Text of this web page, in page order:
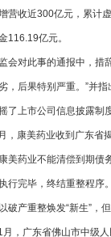
营收近300亿元，累计
116.19亿元。
会对此事的通报中，措
，后果特别严重。”并
了上市公司信息披露制度
，康美药业收到广东省
美药业不能清偿到期债
行完毕，终结重整程序。
破产重整焕发“新生”，
，广东省佛山市中级